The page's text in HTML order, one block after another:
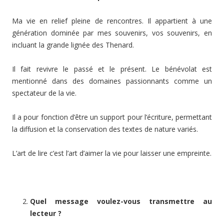
Ma vie en relief pleine de rencontres. Il appartient à une
génération dominée par mes souvenirs, vos souvenirs, en
incluant la grande lignée des Thenard.
Il fait revivre le passé et le présent. Le bénévolat est
mentionné dans des domaines passionnants comme un
spectateur de la vie.
Il a pour fonction d’être un support pour l’écriture, permettant
la diffusion et la conservation des textes de nature variés.
L’art de lire c’est l’art d’aimer la vie pour laisser une empreinte.
Quel message voulez-vous transmettre au
lecteur ?